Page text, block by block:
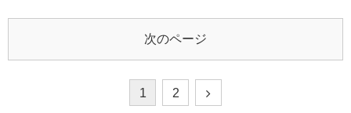
次のページ
1 2